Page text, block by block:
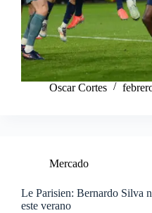
Oscar Cortes
Mercado
Le Parisien: Bernardo Silva
este verano